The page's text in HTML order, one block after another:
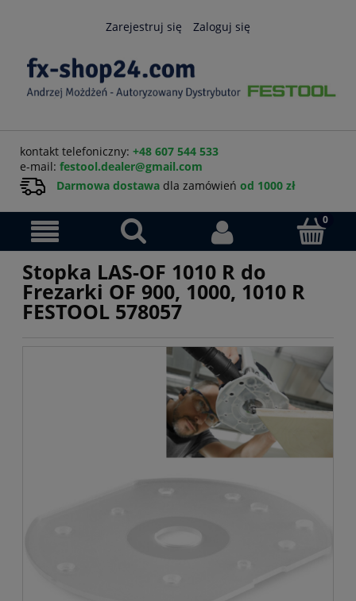
Zarejestruj się Zaloguj się
kontakt telefoniczny: +48 607 544 533
e-mail: festool.dealer@gmail.com
Darmowa dostawa dla zamówień od 1000 zł
Stopka LAS-OF 1010 R do
Frezarki OF 900, 1000, 1010 R
FESTOOL 578057